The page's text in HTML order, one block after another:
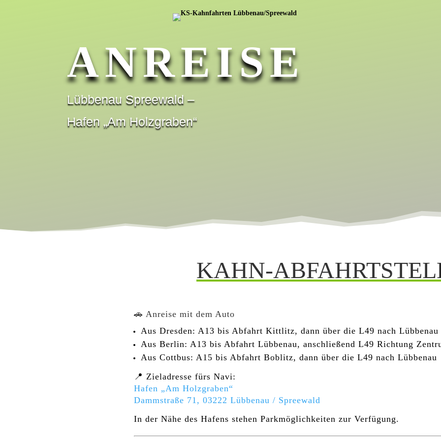
ANREISE
Lübbenau Spreewald –
Hafen „Am Holzgraben“
KAHN-
🚗 Anreise mit dem Auto
Aus Dresden: A13 bis Abfahrt Kittlitz, dann über die L49 nach Lübbenau
Aus Berlin: A13 bis Abfahrt Lübbenau, anschließend L49 Richtung
Aus Cottbus: A15 bis Abfahrt Boblitz, dann über die L49 nach Lübbenau
📍 Zieladresse fürs Navi:
Hafen „Am Holzgraben“
Dammstraße 71, 03222 Lübbenau / Spreewald
In der Nähe des Hafens stehen Parkmöglichkeiten zur Verfügung.